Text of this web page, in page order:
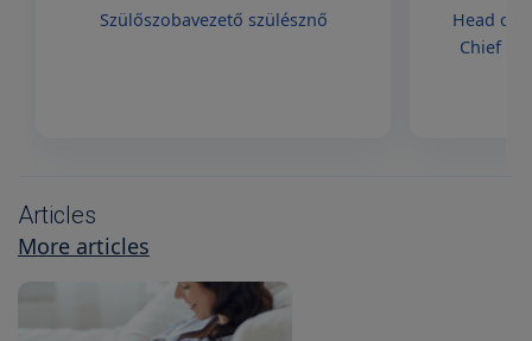
Szülőszobavezető szülésznő
Head of
Chief
Articles
More articles